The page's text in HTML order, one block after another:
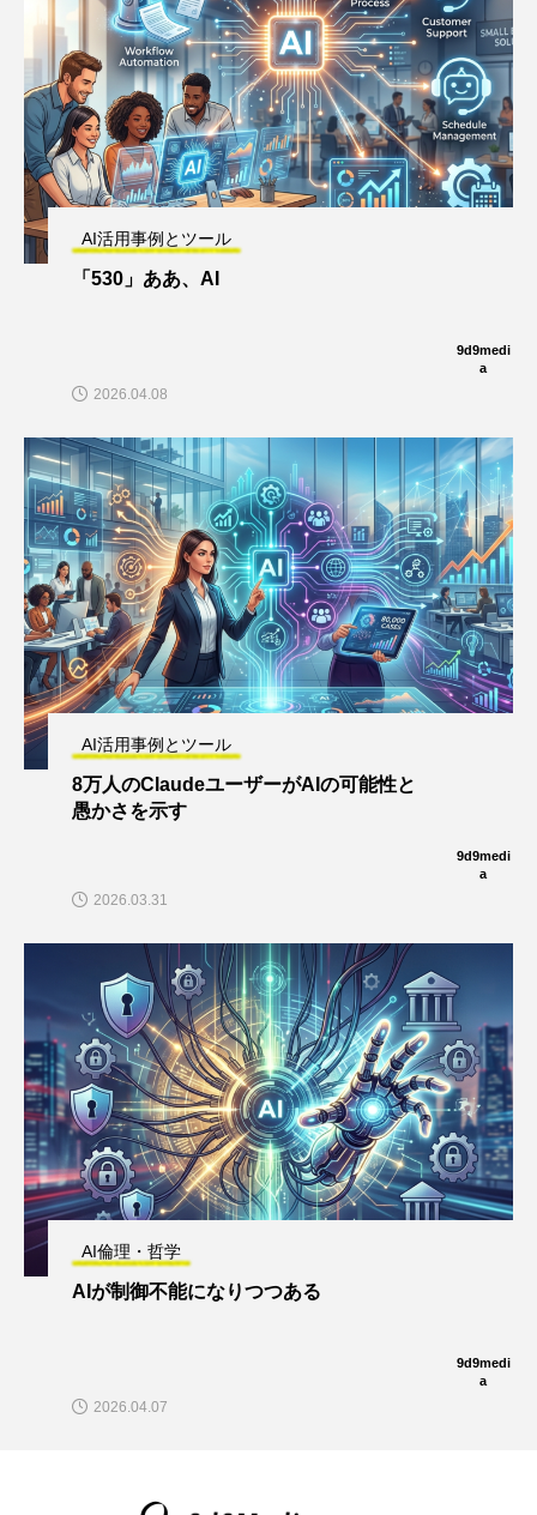
AI活用事例とツール
「530」ああ、AI
9d9medi
a
2026.04.08
AI活用事例とツール
8万人のClaudeユーザーがAIの可能性と
愚かさを示す
9d9medi
a
2026.03.31
AI倫理・哲学
AIが制御不能になりつつある
9d9medi
a
2026.04.07